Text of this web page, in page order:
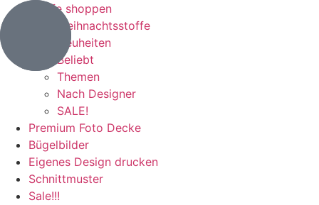
Stoffe shoppen
Weihnachtsstoffe
Neuheiten
Beliebt
Themen
Nach Designer
SALE!
Premium Foto Decke
Bügelbilder
Eigenes Design drucken
Schnittmuster
Sale!!!